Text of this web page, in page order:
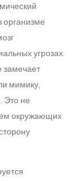
организме
угрозах.
замечает
мимику,
Это не
окружающих